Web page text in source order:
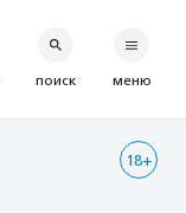
поиск меню
18+